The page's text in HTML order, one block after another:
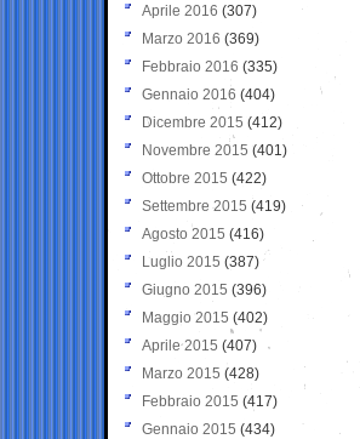
Aprile 2016 (307)
Marzo 2016 (369)
Febbraio 2016 (335)
Gennaio 2016 (404)
Dicembre 2015 (412)
Novembre 2015 (401)
Ottobre 2015 (422)
Settembre 2015 (419)
Agosto 2015 (416)
Luglio 2015 (387)
Giugno 2015 (396)
Maggio 2015 (402)
Aprile 2015 (407)
Marzo 2015 (428)
Febbraio 2015 (417)
Gennaio 2015 (434)